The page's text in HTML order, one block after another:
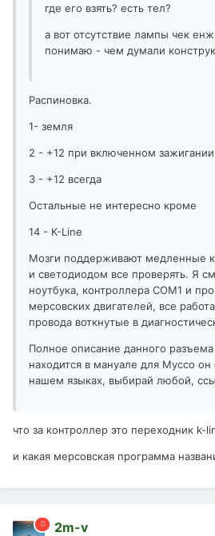
где его взять? есть тел?
а вот отсутствие лампы чек
понимаю - чем думали
Распиновка.
1- земля
2 - +12 при включенном зажигании
3 - +12 всегда
Остальные не интересно кроме
14 - K-Line
Мозги поддерживают медленные
и светодиодом все проверять. Я
ноутбука, контроллера СОМ1 и
мерсовских двигателей, все
провода воткнутые в
Полное описание данного
находится в мануале для Муссо он
нашем языках, выбирай любой,
что за контроллер это переходник k-
и какая мерсовская программа
2m-v